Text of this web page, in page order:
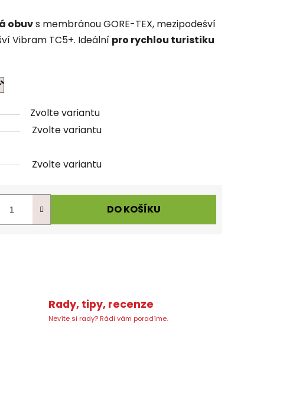
obuvs membránou GORE-TEX, mezipodešví
Vibram TC5+. Ideální pro rychlou turistiku
Zvolte variantu
Zvolte variantu
Zvolte variantu
DO KOŠÍKU
Rady, tipy, recenze
Nevíte si rady? Rádi vám poradíme.